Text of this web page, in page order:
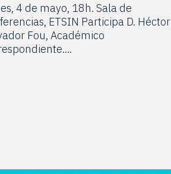
4 de mayo, 18h. Sala de
ETSIN Participa D. Héctor
Fou, Académico